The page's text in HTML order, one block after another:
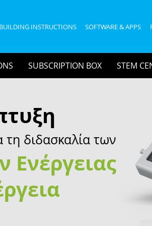
BUILDING INSTRUCTIONS SOFTWARE & APPS
SUBSCRIPTION BOX STEM
διδασκαλία των